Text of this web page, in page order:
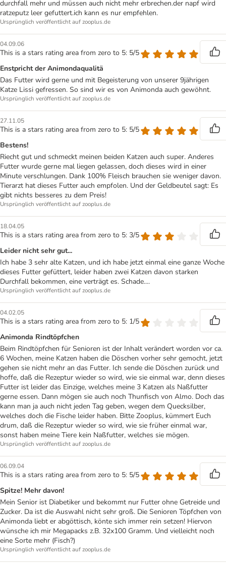
durchfall mehr und müssen auch nicht mehr erbrechen.der napf wird
ratzeputz leer gefuttert.ich kann es nur empfehlen.
Ursprünglich veröffentlicht auf zooplus.de
04.09.06
This is a stars rating area from zero to 5: 5/5
Enstpricht der Animondaqualitä
Das Futter wird gerne und mit Begeisterung von unserer 9jährigen
Katze Lissi gefressen. So sind wir es von Animonda auch gewöhnt.
Ursprünglich veröffentlicht auf zooplus.de
27.11.05
This is a stars rating area from zero to 5: 5/5
Bestens!
Riecht gut und schmeckt meinen beiden Katzen auch super. Anderes
Futter wurde gerne mal liegen gelassen, doch dieses wird in einer
Minute verschlungen. Dank 100% Fleisch brauchen sie weniger davon.
Tierarzt hat dieses Futter auch empfolen. Und der Geldbeutel sagt: Es
gibt nichts besseres zu dem Preis!
Ursprünglich veröffentlicht auf zooplus.de
18.04.05
This is a stars rating area from zero to 5: 3/5
Leider nicht sehr gut...
Ich habe 3 sehr alte Katzen, und ich habe jetzt einmal eine ganze Woche
dieses Futter gefüttert, leider haben zwei Katzen davon starken
Durchfall bekommen, eine verträgt es. Schade....
Ursprünglich veröffentlicht auf zooplus.de
04.02.05
This is a stars rating area from zero to 5: 1/5
Animonda Rindtöpfchen
Beim Rindtöpfchen für Senioren ist der Inhalt verändert worden vor ca.
6 Wochen, meine Katzen haben die Döschen vorher sehr gemocht, jetzt
gehen sie nicht mehr an das Futter. Ich sende die Döschen zurück und
hoffe, daß die Rezeptur wieder so wird, wie sie einmal war, denn dieses
Futter ist leider das Einzige, welches meine 3 Katzen als Naßfutter
gerne essen. Dann mögen sie auch noch Thunfisch von Almo. Doch das
kann man ja auch nicht jeden Tag geben, wegen dem Quecksilber,
welches doch die Fische leider haben. Bitte Zooplus, kümmert Euch
drum, daß die Rezeptur wieder so wird, wie sie früher einmal war,
sonst haben meine Tiere kein Naßfutter, welches sie mögen.
Ursprünglich veröffentlicht auf zooplus.de
06.09.04
This is a stars rating area from zero to 5: 5/5
Spitze! Mehr davon!
Mein Senior ist Diabetiker und bekommt nur Futter ohne Getreide und
Zucker. Da ist die Auswahl nicht sehr groß. Die Senioren Töpfchen von
Animonda liebt er abgöttisch, könte sich immer rein setzen! Hiervon
wünsche ich mir Megapacks z.B. 32x100 Gramm. Und vielleicht noch
eine Sorte mehr (Fisch?)
Ursprünglich veröffentlicht auf zooplus.de